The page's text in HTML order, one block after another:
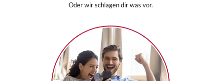
Oder wir schlagen dir was vor.